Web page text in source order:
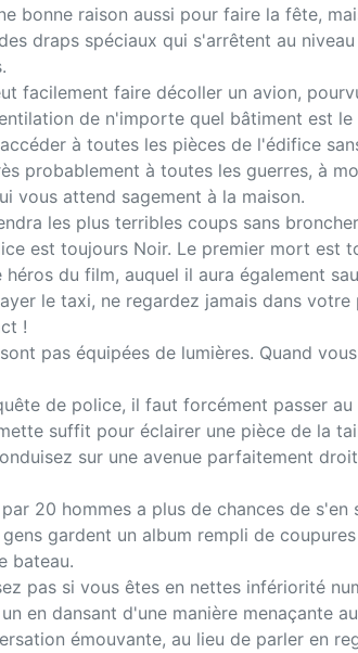
bonne raison aussi pour faire la fête,
draps spéciaux qui s'arrêtent au
facilement faire décoller un avion,
de n'importe quel bâtiment est
à toutes les pièces de l'édifice
probablement à toutes les guerres, à
vous attend sagement à la maison.
les plus terribles coups sans
est toujours Noir. Le premier mort est
du film, auquel il aura également
le taxi, ne regardez jamais dans
!
pas équipées de lumières. Quand
de police, il faut forcément passer
suffit pour éclairer une pièce de la
sur une avenue parfaitement
20 hommes a plus de chances de
gardent un album rempli de
bateau.
pas si vous êtes en nettes infériorité
en dansant d'une manière menaçante
émouvante, au lieu de parler en